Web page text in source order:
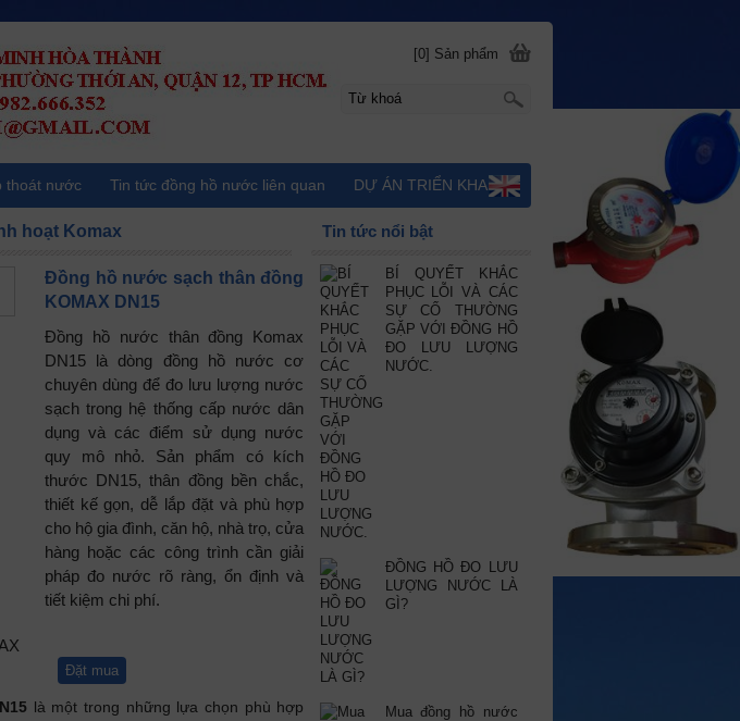
Đồng hồ nước sạch thân đồng
KOMAX DN15
Đồng hồ nước thân đồng Komax
DN15 là dòng đồng hồ nước cơ
chuyên dùng để đo lưu lượng nước
sạch trong hệ thống cấp nước dân
dụng và các điểm sử dụng nước
quy mô nhỏ. Sản phẩm có kích
thước DN15, thân đồng bền chắc,
thiết kế gọn, dễ lắp đặt và phù hợp
cho hộ gia đình, căn hộ, nhà trọ, cửa
hàng hoặc các công trình cần giải
pháp đo nước rõ ràng, ổn định và
tiết kiệm chi phí.
Đặt mua
là một trong những lựa chọn phù hợp
hoạt Komax Tin tức nổi bật
BÍ QUYẾT KHẮC
PHỤC LỖI VÀ CÁC
SỰ CỐ THƯỜNG
GẶP VỚI ĐỒNG HỒ
ĐO LƯU LƯỢNG
NƯỚC.
ĐỒNG HỒ ĐO LƯU
LƯỢNG NƯỚC LÀ
GÌ?
Mua đồng hồ nước
[0] Sản phẩm
thoát nước Tin tức đồng hồ nước liên quan DỰ ÁN TRIỂN KHAI